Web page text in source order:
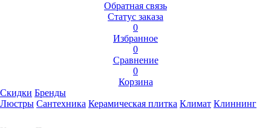
Обратная связь
Статус заказа
0
Избранное
0
Сравнение
0
Корзина
Скидки Бренды
Люстры Сантехника Керамическая плитка Климат Клиннинг